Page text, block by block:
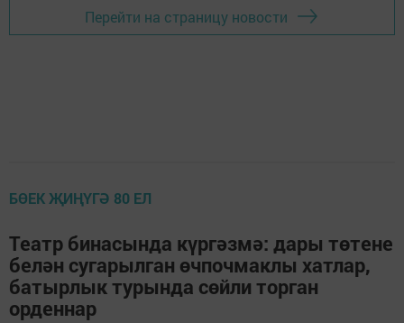
Перейти на страницу новости
БӨЕК ҖИҢҮГӘ 80 ЕЛ
Театр бинасында күргәзмә: дары төтене
белән сугарылган өчпочмаклы хатлар,
батырлык турында сөйли торган
орденнар